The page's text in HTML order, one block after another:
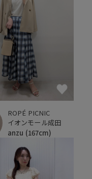
ROPÉ PICNIC
イオンモール成田
anzu (167cm)